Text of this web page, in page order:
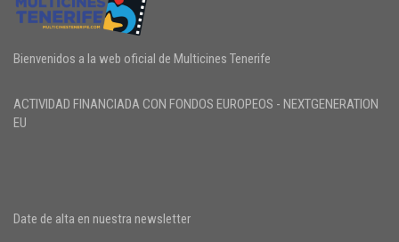
Bienvenidos a la web oficial de Multicines Tenerife
ACTIVIDAD FINANCIADA CON FONDOS EUROPEOS - NEXTGENERATION
EU
Date de alta en nuestra newsletter